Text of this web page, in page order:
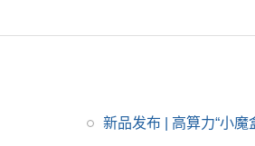
手册，并根据应用情况
新品发布 | 高算力“小魔